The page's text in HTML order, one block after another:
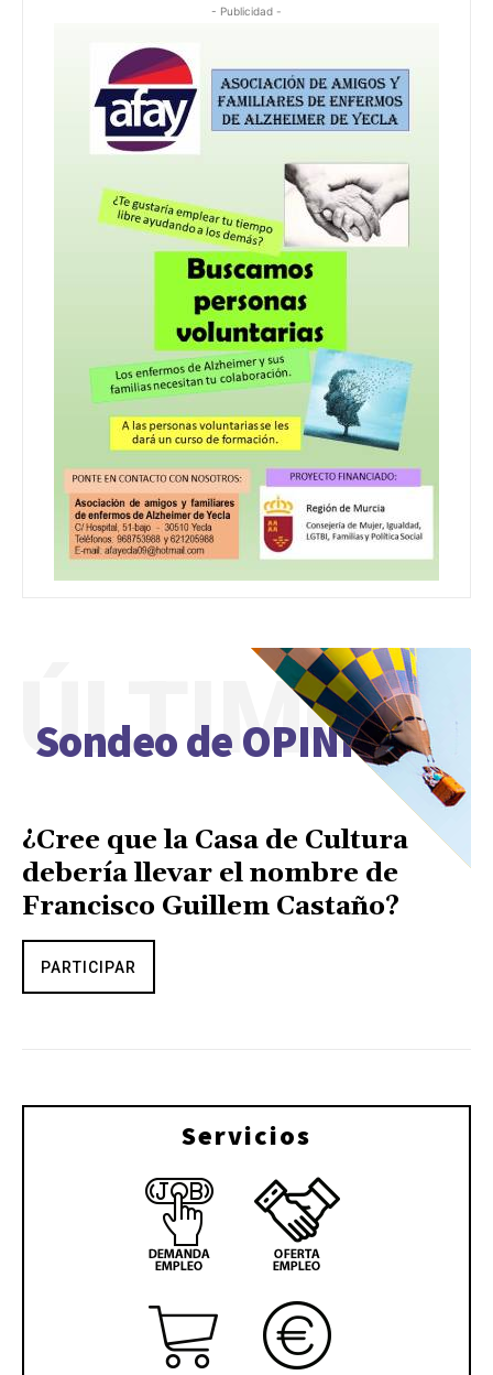
- Publicidad -
Sondeo de OPINIÓN
ÚLTIMO
¿Cree que la Casa de Cultura
debería llevar el nombre de
Francisco Guillem Castaño?
PARTICIPAR
Servicios